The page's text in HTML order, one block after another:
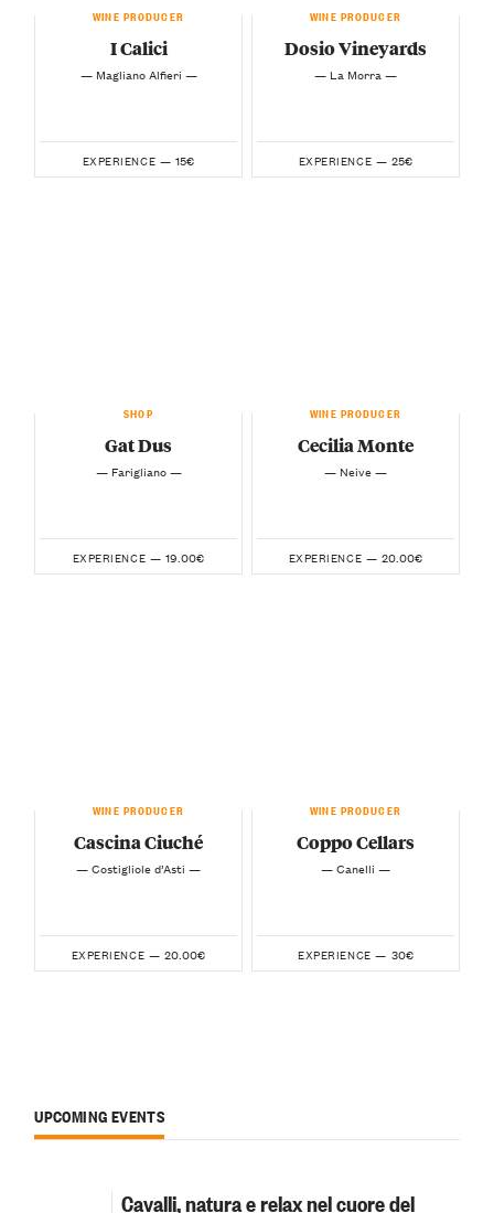
WINE PRODUCER
I Calici
— Magliano Alfieri —
EXPERIENCE — 15€
WINE PRODUCER
Dosio Vineyards
— La Morra —
EXPERIENCE — 25€
SHOP
Gat Dus
— Farigliano —
EXPERIENCE — 19.00€
WINE PRODUCER
Cecilia Monte
— Neive —
EXPERIENCE — 20.00€
WINE PRODUCER
Cascina Ciuché
— Costigliole d’Asti —
EXPERIENCE — 20.00€
WINE PRODUCER
Coppo Cellars
— Canelli —
EXPERIENCE — 30€
UPCOMING EVENTS
Cavalli, natura e relax nel cuore del